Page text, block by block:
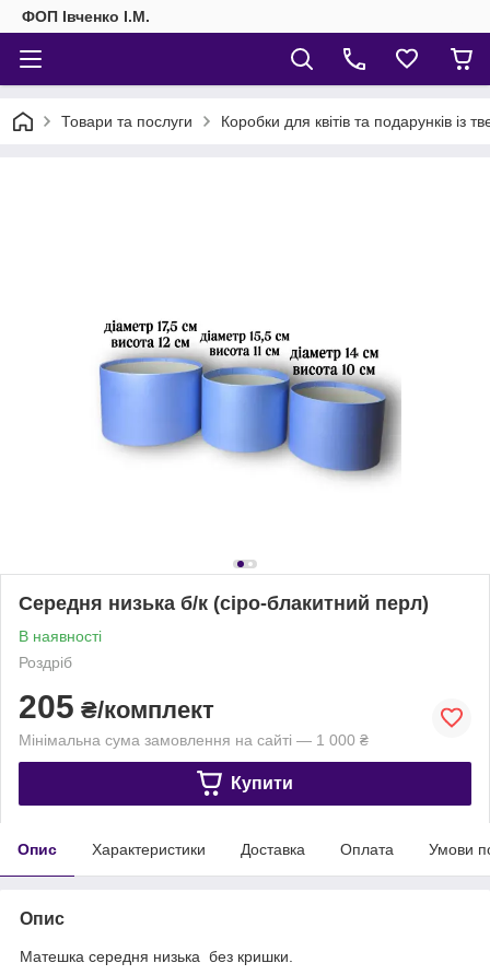
ФОП Івченко І.М.
Товари та послуги Коробки для квітів та подарунків із
Середня низька б/к (сіро-блакитний перл)
В наявності
Роздріб
205 ₴/комплект
Мінімальна сума замовлення на сайті — 1 000 ₴
Купити
Опис Характеристики Доставка Оплата Умови
Опис
Матешка середня низька без кришки.